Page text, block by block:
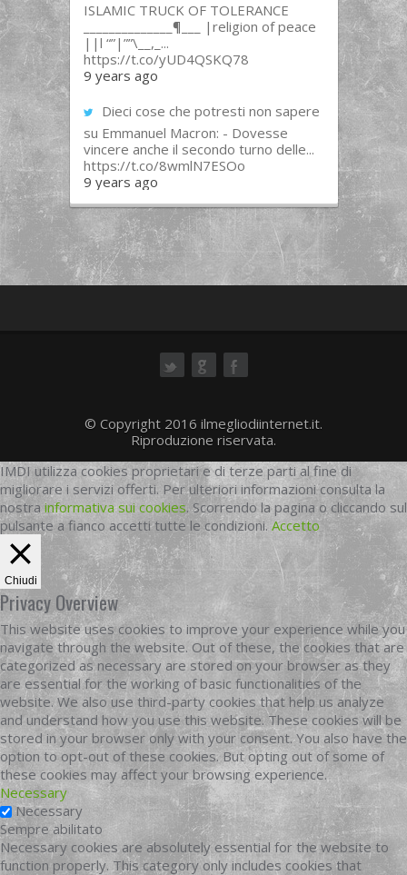
ISLAMIC TRUCK OF TOLERANCE
______________¶___ |religion of peace
||l “”|””\__,_...
https://t.co/yUD4QSKQ78
9 years ago
Dieci cose che potresti non sapere
su Emmanuel Macron: - Dovesse
vincere anche il secondo turno delle...
https://t.co/8wmlN7ESOo
9 years ago
© Copyright 2016 ilmegliodiinternet.it.
Riproduzione riservata.
IMDI utilizza cookies proprietari e di terze parti al fine di
migliorare i servizi offerti. Per ulteriori informazioni consulta la
nostrainformativa sui cookies. Scorrendo la pagina o cliccando sul
pulsante a fianco accetti tutte le condizioni. Accetto
Chiudi
Privacy Overview
This website uses cookies to improve your experience while you
navigate through the website. Out of these, the cookies that are
categorized as necessary are stored on your browser as they
are essential for the working of basic functionalities of the
website. We also use third-party cookies that help us analyze
and understand how you use this website. These cookies will be
stored in your browser only with your consent. You also have the
option to opt-out of these cookies. But opting out of some of
these cookies may affect your browsing experience.
Necessary
Necessary
Sempre abilitato
Necessary cookies are absolutely essential for the website to
function properly. This category only includes cookies that